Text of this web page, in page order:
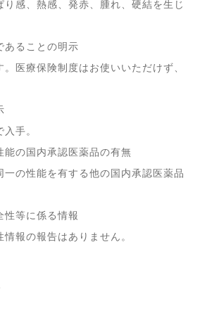
り感、熱感、発赤、腫れ、硬結を生じ
ることの明示
医療保険制度はお使いいただけず、
手。
能の国内承認医薬品の有無
一の性能を有する他の国内承認医薬品
性等に係る情報
報の報告はありません。